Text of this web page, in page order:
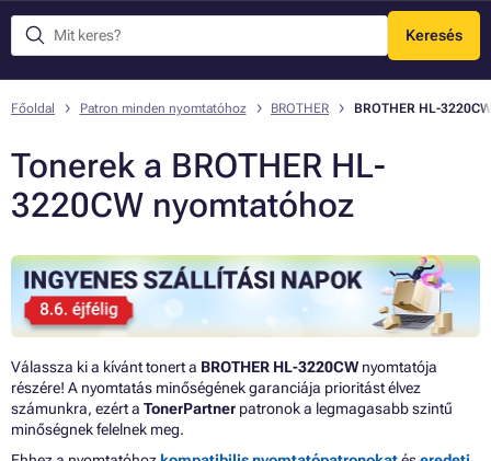
Keresés
Menü
Főoldal Patron minden nyomtatóhoz BROTHER BROTHER HL-3220CW
Tonerek a BROTHER HL-
3220CW nyomtatóhoz
Válassza ki a kívánt tonert a BROTHER HL-3220CW nyomtatója
részére! A nyomtatás minőségének garanciája prioritást élvez
számunkra, ezért a TonerPartner patronok a legmagasabb szintű
minőségnek felelnek meg.